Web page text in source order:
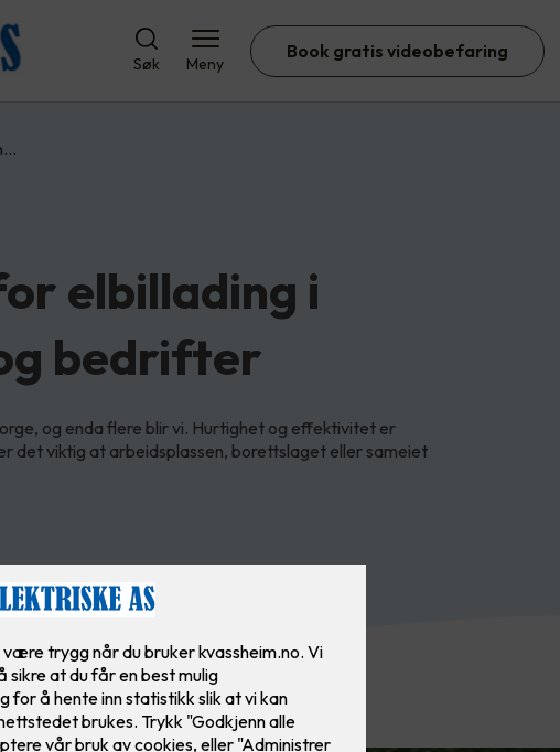
Søk Meny
Book gratis videobefaring
elbillading i
bedrifter
og enda flere blir vi. Hurtighet og effektivitet er
det viktig at arbeidsplassen, borettslaget eller sameiet